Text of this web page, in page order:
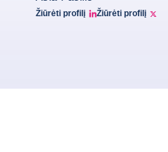
Žiūrėti profilį
Bernard Aw LinkedinŽiūrėti profilį
Bernard Aw Twitter